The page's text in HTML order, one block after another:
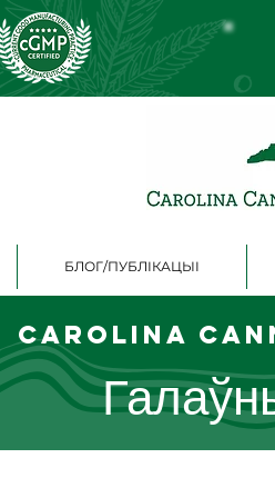
БЛОГ/ПУБЛІКАЦЫІ
Carolina